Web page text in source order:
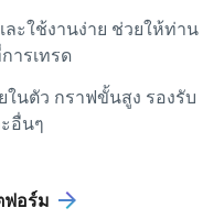
ะใช้งานง่าย ช่วยให้ท่าน
ารเทรด
ในตัว กราฟขั้นสูง รองรับ
อื่นๆ
อร์ม